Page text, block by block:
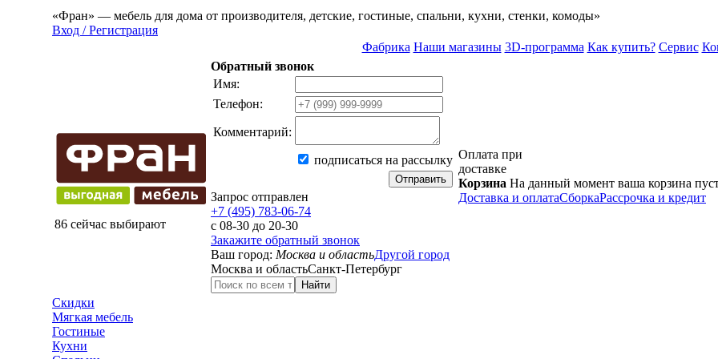
«Фран» — мебель для дома от производителя, детские, гостиные, спальни, кухни, стенки, комоды»
Вход / Регистрация
Фабрика Наши магазины 3D-программа Как купить? Сервис
86 сейчас выбирают
Обратный звонок
Имя:
Телефон:
Комментарий:
подписаться на рассылку
Отправить
Запрос отправлен
+7 (495) 783-06-74
с 08-30 до 20-30
Закажите обратный звонок
Ваш город: Москва и областьДругой город
Москва и областьСанкт-Петербург
Найти
Оплата при
доставке
Корзина На данный момент ваша корзина
Доставка и оплатаСборкаРассрочка и кредит
Скидки
Мягкая мебель
Гостиные
Кухни